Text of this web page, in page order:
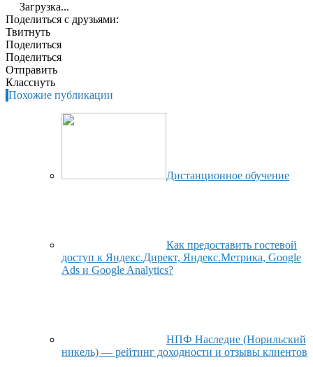
Загрузка...
Поделиться с друзьями:
Твитнуть
Поделиться
Поделиться
Отправить
Класснуть
Похожие публикации
Дистанционное обучение
Как предоставить гостевой
доступ к Яндекс.Директ, Яндекс.Метрика, Google
Ads и Google Analytics?
НПФ Наследие (Норильский
никель) — рейтинг доходности и отзывы клиентов